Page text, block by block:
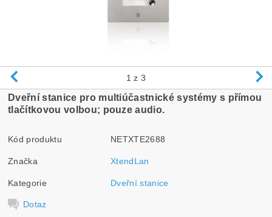
1 z 3
Dveřní stanice pro multiúčastnické systémy s přímou
tlačítkovou volbou; pouze audio.
Kód produktu NETXTE2688
Značka XtendLan
Kategorie Dveřní stanice
Dotaz